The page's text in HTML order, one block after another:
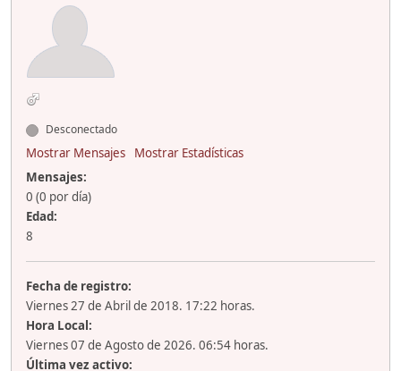
Desconectado
Mostrar Mensajes
Mostrar Estadísticas
Mensajes:
0 (0 por día)
Edad:
8
Fecha de registro:
Viernes 27 de Abril de 2018. 17:22 horas.
Hora Local:
Viernes 07 de Agosto de 2026. 06:54 horas.
Última vez activo: